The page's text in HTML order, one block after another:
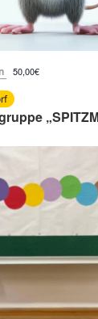
50,00€